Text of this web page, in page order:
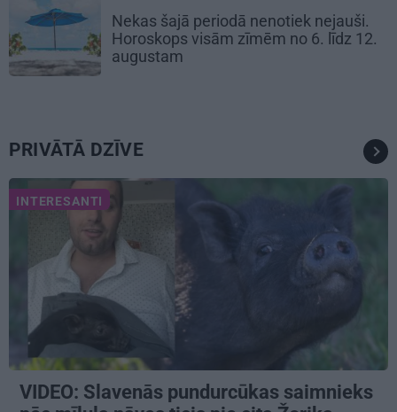
Nekas šajā periodā nenotiek nejauši.
Horoskops visām zīmēm no 6. līdz 12.
augustam
PRIVĀTĀ DZĪVE
INTERESANTI
VIDEO: Slavenās pundurcūkas saimnieks